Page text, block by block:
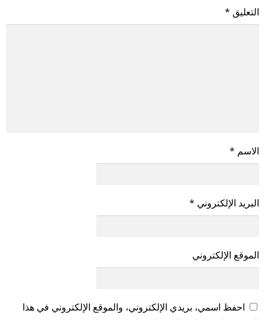
التعليق *
الاسم *
البريد الإلكتروني *
الموقع الإلكتروني
احفظ اسمي، بريدي الإلكتروني، والموقع الإلكتروني في هذا